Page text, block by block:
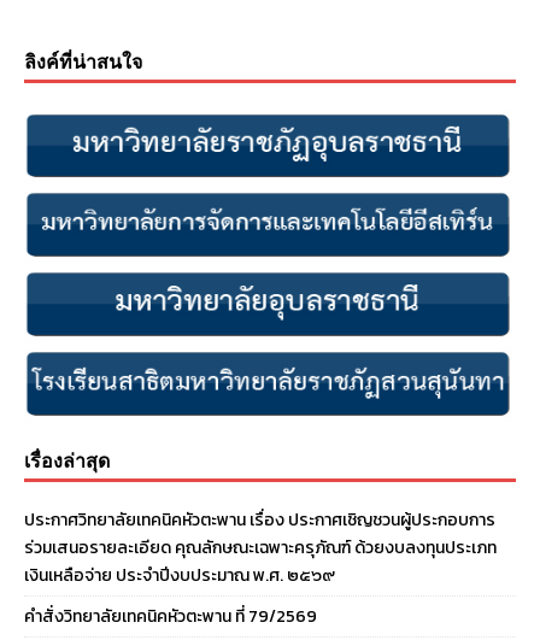
ลิงค์ที่น่าสนใจ
เรื่องล่าสุด
ประกาศวิทยาลัยเทคนิคหัวตะพาน เรื่อง ประกาศเชิญชวนผู้ประกอบการ
ร่วมเสนอรายละเอียด คุณลักษณะเฉพาะครุภัณฑ์ ด้วยงบลงทุนประเภท
เงินเหลือจ่าย ประจําปีงบประมาณ พ.ศ. ๒๕๖๙
คำสั่งวิทยาลัยเทคนิคหัวตะพาน ที่ 79/2569